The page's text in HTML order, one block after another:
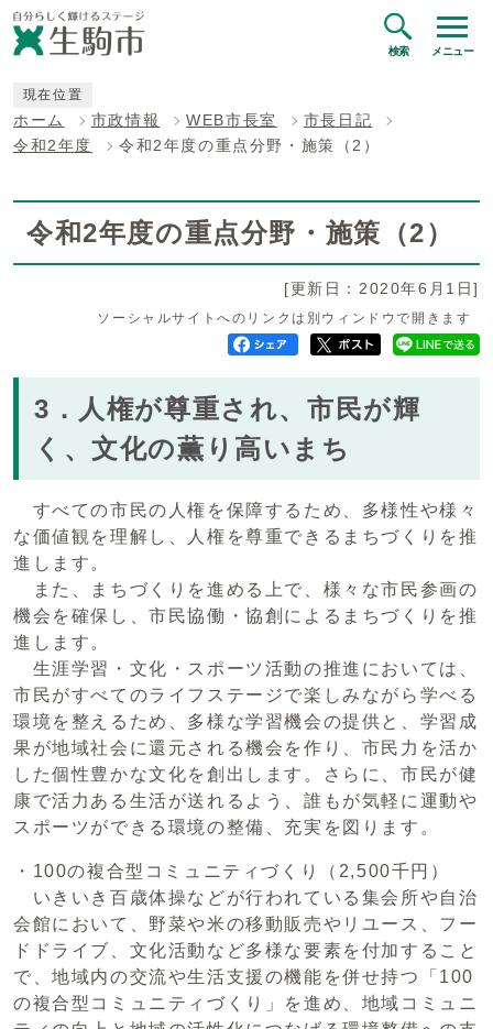
検索 メニュー
現在位置
ホーム 市政情報 WEB市長室
市長日記
令和2年度
令和2年度の重点分野・施策（2）
令和2年度の重点分野・施策（2）
[更新日：2020年6月1日]
ソーシャルサイトへのリンクは別ウィンドウで開きます
3．人権が尊重され、市民が輝
く、文化の薫り高いまち
すべての市民の人権を保障するため、多様性や様々
な価値観を理解し、人権を尊重できるまちづくりを推
進します。
また、まちづくりを進める上で、様々な市民参画の
機会を確保し、市民協働・協創によるまちづくりを推
進します。
生涯学習・文化・スポーツ活動の推進においては、
市民がすべてのライフステージで楽しみながら学べる
環境を整えるため、多様な学習機会の提供と、学習成
果が地域社会に還元される機会を作り、市民力を活か
した個性豊かな文化を創出します。さらに、市民が健
康で活力ある生活が送れるよう、誰もが気軽に運動や
スポーツができる環境の整備、充実を図ります。
・100の複合型コミュニティづくり（2,500千円）
いきいき百歳体操などが行われている集会所や自治
会館において、野菜や米の移動販売やリユース、フー
ドドライブ、文化活動など多様な要素を付加すること
で、地域内の交流や生活支援の機能を併せ持つ「100
の複合型コミュニティづくり」を進め、地域コミュニ